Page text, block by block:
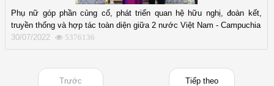
Phụ nữ góp phần củng cố, phát triển quan hệ hữu nghị, đoàn kết,
truyền thống và hợp tác toàn diện giữa 2 nước Việt Nam - Campuchia
30/07/2022
5376136
Trước Tiếp theo